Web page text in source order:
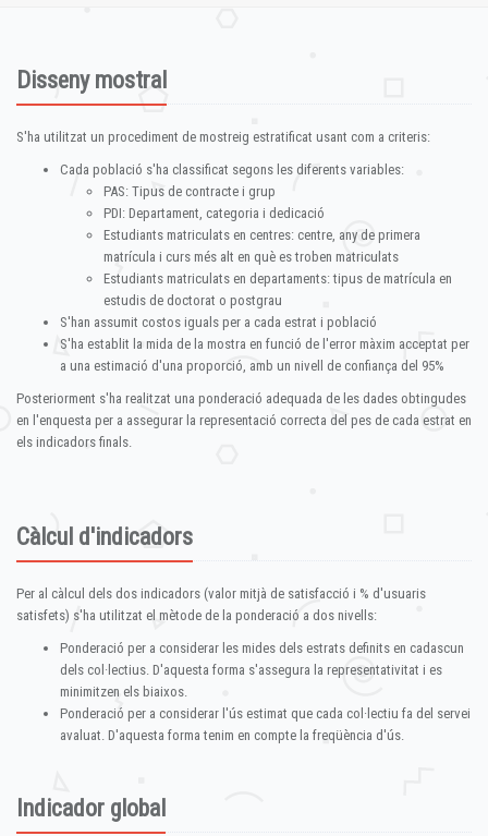
Disseny mostral
S'ha utilitzat un procediment de mostreig estratificat usant com a criteris:
Cada població s'ha classificat segons les diferents variables:
PAS: Tipus de contracte i grup
PDI: Departament, categoria i dedicació
Estudiants matriculats en centres: centre, any de primera
matrícula i curs més alt en què es troben matriculats
Estudiants matriculats en departaments: tipus de matrícula en
estudis de doctorat o postgrau
S'han assumit costos iguals per a cada estrat i població
S'ha establit la mida de la mostra en funció de l'error màxim acceptat per
a una estimació d'una proporció, amb un nivell de confiança del 95%
Posteriorment s'ha realitzat una ponderació adequada de les dades obtingudes
en l'enquesta per a assegurar la representació correcta del pes de cada estrat en
els indicadors finals.
Càlcul d'indicadors
Per al càlcul dels dos indicadors (valor mitjà de satisfacció i % d'usuaris
satisfets) s'ha utilitzat el mètode de la ponderació a dos nivells:
Ponderació per a considerar les mides dels estrats definits en cadascun
dels col·lectius. D'aquesta forma s'assegura la representativitat i es
minimitzen els biaixos.
Ponderació per a considerar l'ús estimat que cada col·lectiu fa del servei
avaluat. D'aquesta forma tenim en compte la freqüència d'ús.
Indicador global